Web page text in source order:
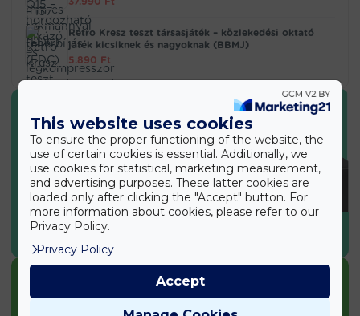
Retro Kresz teszt társasjáték – közlekedési oktató
játék kicsiknek és nagyoknak (BBMJ)
5.890 Ft
SPORT & EGÉSZSÉG
This website uses cookies
To ensure the proper functioning of the website, the
use of certain cookies is essential. Additionally, we
use cookies for statistical, marketing measurement,
and advertising purposes. These latter cookies are
loaded only after clicking the "Accept" button. For
more information about cookies, please refer to our
Privacy Policy.
Privacy Policy
Accept